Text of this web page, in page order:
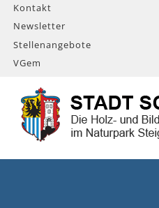
Kontakt
Newsletter
Stellenangebote
VGem